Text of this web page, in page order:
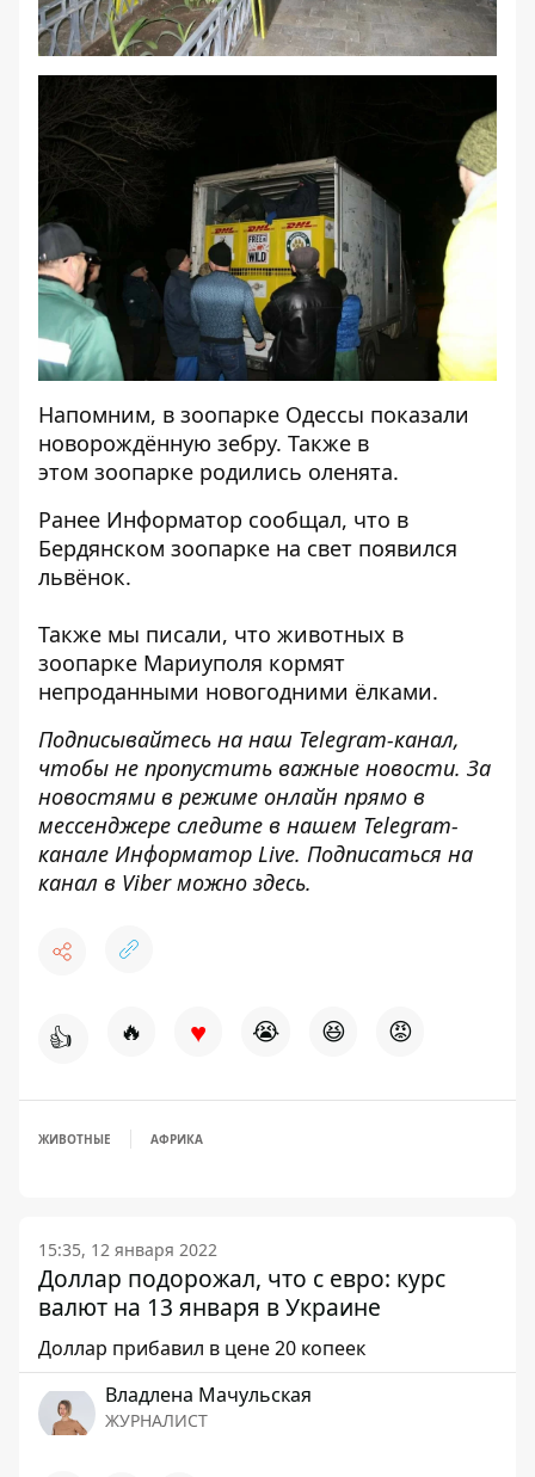
Напомним, в зоопарке Одессы показали
новорождённую зебру. Также в
этом зоопарке родились оленята.
Ранее Информатор сообщал, что в
Бердянском зоопарке на свет появился
львёнок.
Также мы писали, что животных в
зоопарке Мариуполя кормят
непроданными новогодними ёлками.
Подписывайтесь на наш Telegram-канал,
чтобы не пропустить важные новости. За
новостями в режиме онлайн прямо в
мессенджере следите в нашем Telegram-
канале Информатор Live. Подписаться на
канал в Viber можно здесь.
👍 🔥 ♥ 😭 😆 😡
ЖИВОТНЫЕ АФРИКА
15:35, 12 января 2022
Доллар подорожал, что с евро: курс
валют на 13 января в Украине
Доллар прибавил в цене 20 копеек
Владлена Мачульская
ЖУРНАЛИСТ